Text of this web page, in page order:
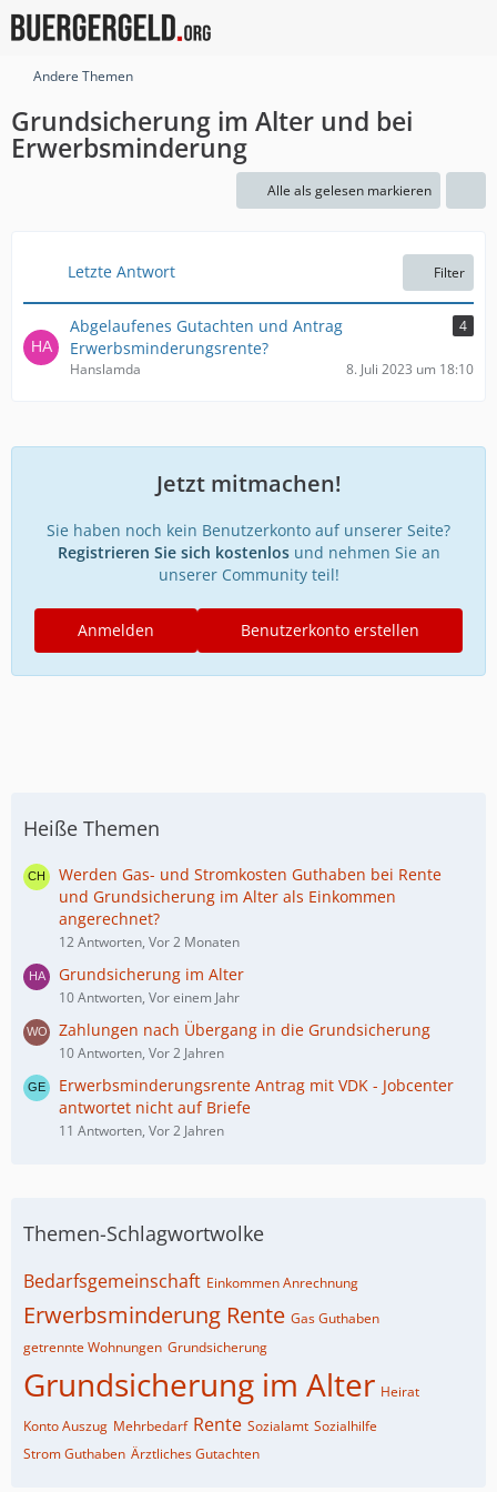
Andere Themen
Grundsicherung im Alter und bei
Erwerbsminderung
Alle als gelesen markieren
Letzte Antwort Filter
Abgelaufenes Gutachten und Antrag
Erwerbsminderungsrente?
4
Hanslamda 8. Juli 2023 um 18:10
Jetzt mitmachen!
Sie haben noch kein Benutzerkonto auf unserer Seite?
Registrieren Sie sich kostenlosund nehmen Sie an
unserer Community teil!
Benutzerkonto erstellen
Anmelden
Heiße Themen
Werden Gas- und Stromkosten Guthaben bei Rente
und Grundsicherung im Alter als Einkommen
angerechnet?
12 Antworten, Vor 2 Monaten
Grundsicherung im Alter
10 Antworten, Vor einem Jahr
Zahlungen nach Übergang in die Grundsicherung
10 Antworten, Vor 2 Jahren
Erwerbsminderungsrente Antrag mit VDK - Jobcenter
antwortet nicht auf Briefe
11 Antworten, Vor 2 Jahren
Themen-Schlagwortwolke
Bedarfsgemeinschaft Einkommen Anrechnung
Erwerbsminderung Rente Gas Guthaben
getrennte Wohnungen Grundsicherung
Grundsicherung im Alter Heirat
Konto Auszug Mehrbedarf Rente Sozialamt Sozialhilfe
Strom Guthaben Ärztliches Gutachten